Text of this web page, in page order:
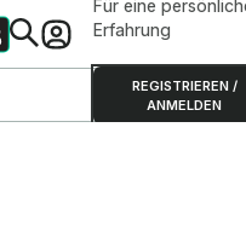
Für eine
Erfahrung
REGISTRIEREN /
ANMELDEN